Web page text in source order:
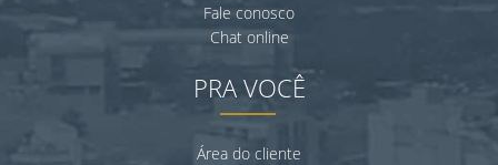
Fale conosco
Chat online
PRA VOCÊ
Área do cliente